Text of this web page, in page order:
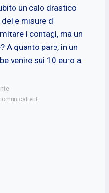
un calo drastico
misure di
i contagi, ma un
A quanto pare, in un
venire sui 10 euro a